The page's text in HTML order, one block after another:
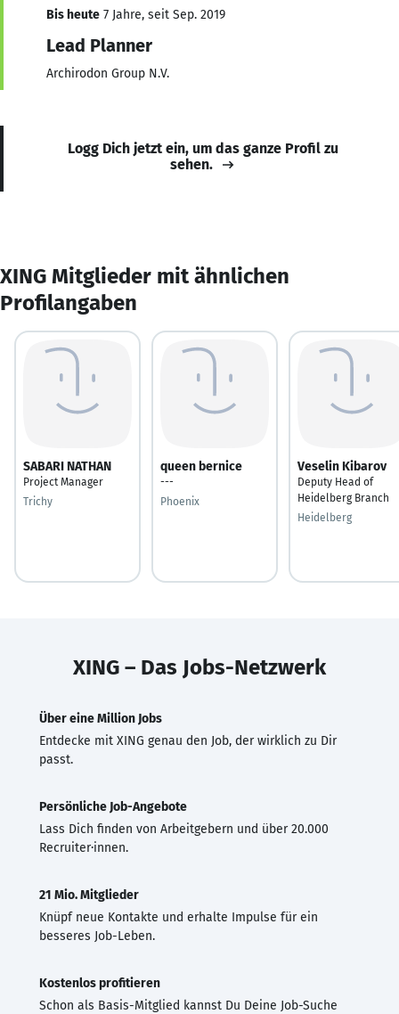
Bis heute 7 Jahre, seit Sep. 2019
Lead Planner
Archirodon Group N.V.
Logg Dich jetzt ein, um das ganze Profil zu
sehen.
XING Mitglieder mit ähnlichen
Profilangaben
SABARI NATHAN
Project Manager
Trichy
queen bernice
---
Phoenix
Veselin Kibarov
Deputy Head of
Heidelberg Branch
Heidelberg
XING – Das Jobs-Netzwerk
Über eine Million Jobs
Entdecke mit XING genau den Job, der wirklich zu Dir
passt.
Persönliche Job-Angebote
Lass Dich finden von Arbeitgebern und über 20.000
Recruiter·innen.
21 Mio. Mitglieder
Knüpf neue Kontakte und erhalte Impulse für ein
besseres Job-Leben.
Kostenlos profitieren
Schon als Basis-Mitglied kannst Du Deine Job-Suche